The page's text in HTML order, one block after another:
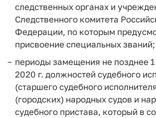
следственных органах и
Следственного комитета
Федерации, по которым
присвоение специальных званий;
периоды замещения не позднее
2020 г. должностей судебного
(старшего судебного
(городских) народных судов и
судебного пристава, который в